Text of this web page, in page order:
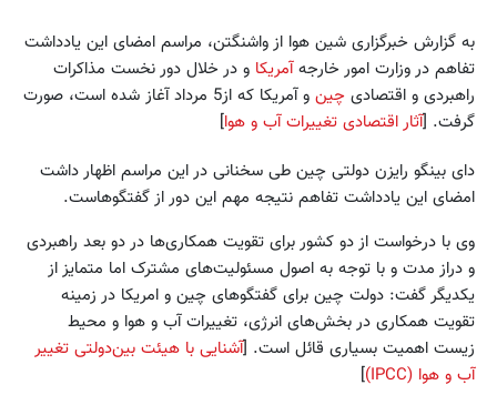
به گزارش خبرگزاری شین هوا از واشنگتن، مراسم امضای این یادداشت
تفاهم در وزارت امور خارجهآمریکا و در خلال دور نخست مذاکرات
راهبردی و اقتصادی چین
و آمریکا که از5 مرداد آغاز شده است، صورت
گرفت. [آثار اقتصادی تغییرات آب و هوا]
دای بینگو رایزن دولتی چین طی سخنانی در این مراسم اظهار داشت
امضای این یادداشت تفاهم نتیجه مهم این دور از گفتگوهاست.
وی با درخواست از دو کشور برای تقویت همکاری‌ها در دو بعد راهبردی
و دراز مدت و با توجه به اصول مسئولیت‌های مشترک اما متمایز از
یکدیگر گفت: دولت چین برای گفتگوهای چین و امریکا در زمینه
تقویت همکاری در بخش‌های انرژی، تغییرات آب و هوا و محیط
زیست اهمیت بسیاری قائل است. [آشنایی با هیئت بین‌دولتی تغییر
آب و هوا (IPCC)
]